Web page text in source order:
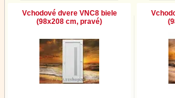
Vchodové dvere VNC8 biele
(98x208 cm, pravé)